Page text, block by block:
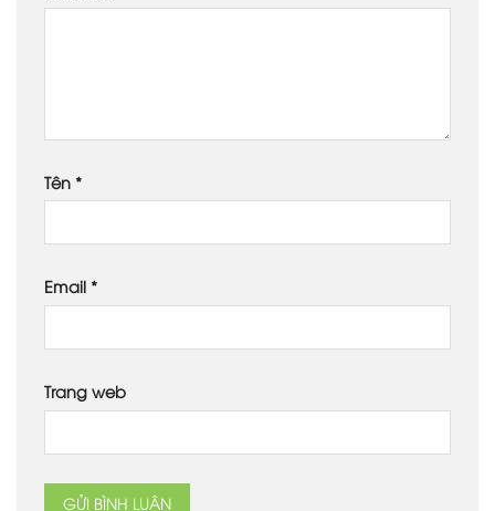
Tên *
Email *
Trang web